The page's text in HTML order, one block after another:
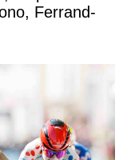
Ferrand-